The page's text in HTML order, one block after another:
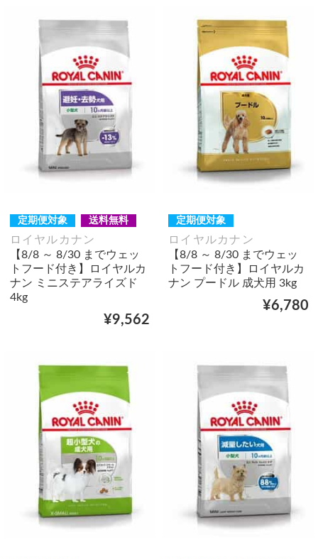
定期便対象 送料無料
ロイヤルカナン
【8/8 ～ 8/30 までウェッ
トフード付き】ロイヤルカ
ナン ミニステアライズド
4kg
¥9,562
定期便対象
ロイヤルカナン
【8/8 ～ 8/30 までウェッ
トフード付き】ロイヤルカ
ナン プードル 成犬用 3kg
¥6,780